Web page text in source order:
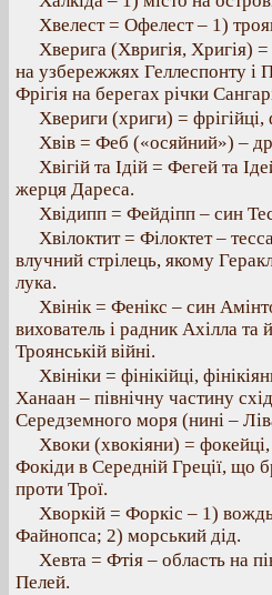
Хвелест = Офелест – 1)
Хверига (Хвригія, Хригія)
на узбережжях Геллеспонту і
Фрігія на берегах річки
Хвериги (хриги) = фрігійці,
Хвів = Феб («осяйний») –
Хвігій та Ідій = Фегей та
жерця Дареса.
Хвідипп = Фейдіпп – син
Хвілоктит = Філоктет –
влучний стрілець, якому
лука.
Хвінік = Фенікс – син
вихователь і радник Ахілла та
Троянській війні.
Хвініки = фінікійці,
Ханаан – північну частину
Середземного моря (нині –
Хвоки (хвокіяни) =
Фокіди в Середній Греції, що
проти Трої.
Хворкій = Форкіс – 1) вождь
Файнопса; 2) морський дід.
Хевта = Фтія – область на
Пелей.